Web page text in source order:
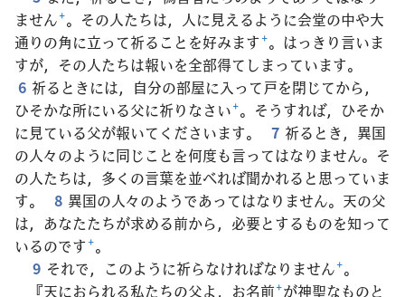
ません+。その人たちは，人に見えるように会堂の中や大
通りの角に立って祈ることを好みます+。はっきり言いま
すが，その人たちは報いを全部得てしまっています。
6 祈るときには，自分の部屋に入って戸を閉じてから，
ひそかな所にいる父に祈りなさい+。そうすれば，ひそか
に見ている父が報いてくださいます。
7 祈るとき，異国
の人々のように同じことを何度も言ってはなりません。そ
の人たちは，多くの言葉を並べれば聞かれると思っていま
す。
8 異国の人々のようであってはなりません。天の父
は，あなたたちが求める前から，必要とするものを知って
いるのです+。
9 それで，このように祈らなければなりません+。
『天におられる私たちの父よ，お名前+が神聖なものと